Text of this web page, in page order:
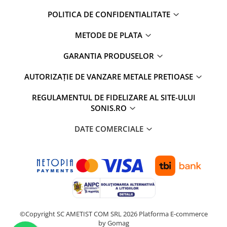
POLITICA DE CONFIDENTIALITATE
METODE DE PLATA
GARANTIA PRODUSELOR
AUTORIZAȚIE DE VANZARE METALE PRETIOASE
REGULAMENTUL DE FIDELIZARE AL SITE-ULUI
SONIS.RO
DATE COMERCIALE
©Copyright SC AMETIST COM SRL 2026 Platforma E-commerce
by Gomag